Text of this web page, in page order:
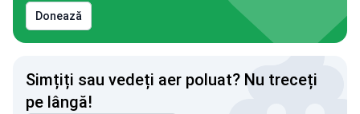
Donează
Simțiți sau vedeți aer poluat? Nu treceți
pe lângă!